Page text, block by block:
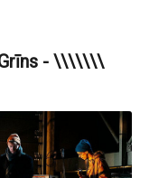
Grīns - \​\​\​\​\​\​\